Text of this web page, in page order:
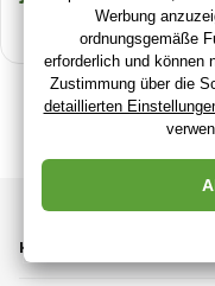
KATEGORIEN